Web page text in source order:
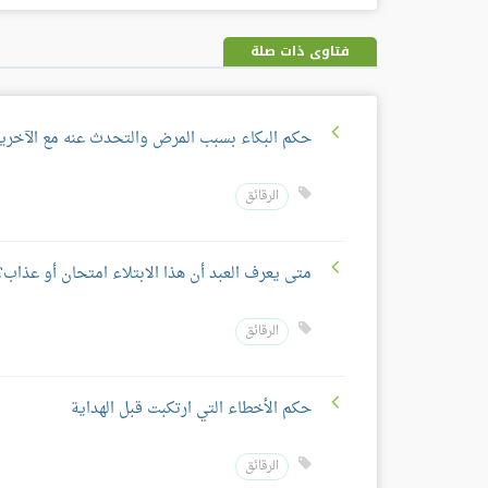
فتاوى ذات صلة
حكم البكاء بسبب المرض والتحدث عنه مع
الرقائق
متى يعرف العبد أن هذا الابتلاء امتحان أو
الرقائق
حكم الأخطاء التي ارتكبت قبل الهداية
الرقائق